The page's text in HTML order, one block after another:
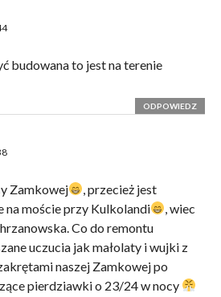
budowana to jest na terenie
ODPOWIEDZ
Zamkowej
, przecież jest
na moście przy Kulkolandi
, wiec
Co do remontu
uczucia jak małolaty i wujki z
naszej Zamkowej po
pierdziawki o 23/24 w nocy